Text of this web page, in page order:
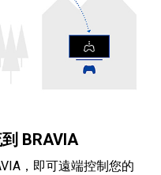
BRAVIA
，即可遠端控制您的